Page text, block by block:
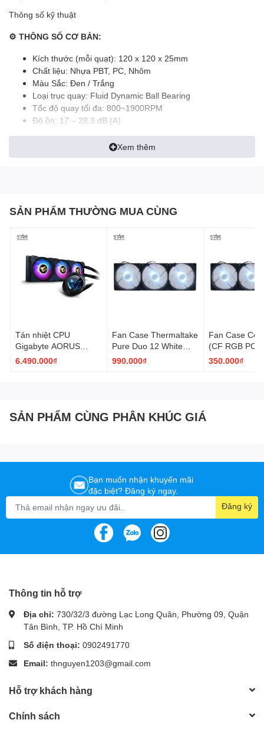
Thông số kỹ thuật
⚙ THÔNG SỐ CƠ BẢN:
Kích thước (mỗi quạt): 120 x 120 x 25mm
Chất liệu: Nhựa PBT, PC, Nhôm
Màu Sắc: Đen / Trắng
Loại trục quay: Fluid Dynamic Ball Bearing
Tốc độ quay tối đa: 800~1900RPM
Độ ồn: 17 – 28.3 dB (A)
Áp lực khí tối đa: 2.62mm H2O (Tối đa)
Điện áp định mức quạt: 12V
Điện áp định mức LED: 5V
Kết nối LED: 3-pin RGB (5VDG, 5V)
Xem thêm
SẢN PHẨM THƯỜNG MUA CÙNG
Tản nhiệt CPU
Gigabyte AORUS
WATERFORCE X 360
6.490.000₫
Fan Case Thermaltake
Pure Duo 12 White
ARGB (CL-F097-
990.000₫
Fan Case
(CF RGB PC
COOLERK)
350.000₫
SẢN PHẨM CÙNG PHÂN KHÚC GIÁ
Bạn muốn nhận khuyến mãi
đặc biệt? Đăng ký ngay.
Đăng ký
Thông tin hỗ trợ
Địa chỉ: 730/32/3 đường Lạc Long Quân, Phường 09, Quận
Tân Bình, TP. Hồ Chí Minh
Số điện thoại: 0902491770
Email: thnguyen1203@gmail.com
Hỗ trợ khách hàng
Chính sách